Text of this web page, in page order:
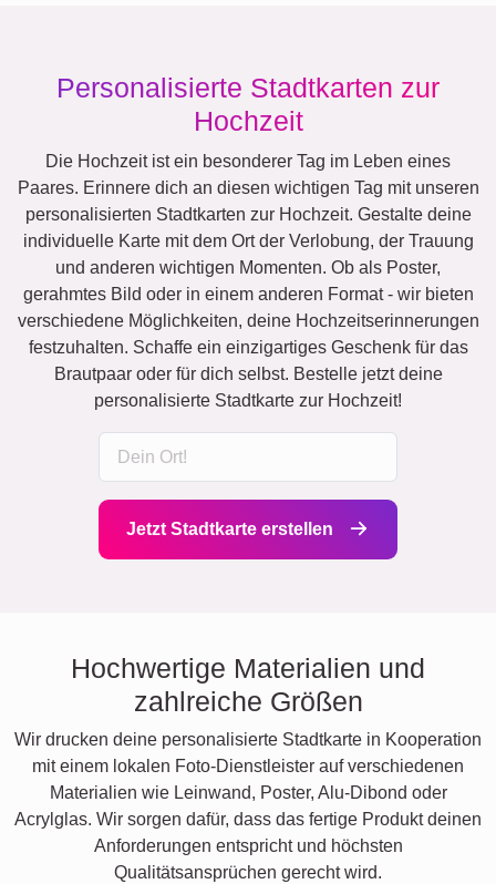
Personalisierte Stadtkarten zur
Hochzeit
Die Hochzeit ist ein besonderer Tag im Leben eines
Paares. Erinnere dich an diesen wichtigen Tag mit unseren
personalisierten Stadtkarten zur Hochzeit. Gestalte deine
individuelle Karte mit dem Ort der Verlobung, der Trauung
und anderen wichtigen Momenten. Ob als Poster,
gerahmtes Bild oder in einem anderen Format - wir bieten
verschiedene Möglichkeiten, deine Hochzeitserinnerungen
festzuhalten. Schaffe ein einzigartiges Geschenk für das
Brautpaar oder für dich selbst. Bestelle jetzt deine
personalisierte Stadtkarte zur Hochzeit!
Jetzt Stadtkarte erstellen
Hochwertige Materialien und
zahlreiche Größen
Wir drucken deine personalisierte Stadtkarte in Kooperation
mit einem lokalen Foto-Dienstleister auf verschiedenen
Materialien wie Leinwand, Poster, Alu-Dibond oder
Acrylglas. Wir sorgen dafür, dass das fertige Produkt deinen
Anforderungen entspricht und höchsten
Qualitätsansprüchen gerecht wird.